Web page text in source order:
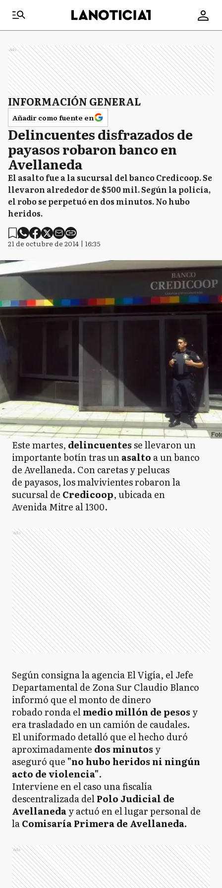
Ads
INFORMACIÓN GENERAL
Añadir como fuente en
Delincuentes disfrazados de
payasos robaron banco en
Avellaneda
El asalto fue a la sucursal del banco Credicoop. Se
llevaron alrededor de $500 mil. Según la policía,
el robo se perpetuó en dos minutos. No hubo
heridos.
21 de octubre de 2014 | 16:35
Este martes, delincuentesse llevaron un
importante botín tras unasalto a un banco
de Avellaneda. Con caretas y pelucas
de payasos, los malvivientes robaron la
sucursal de Credicoop, ubicada en
Avenida Mitre al 1300.
Ads
Según consigna la agencia El Vigía, el Jefe
Departamental de Zona Sur Claudio Blanco
informó que el monto de dinero
robado ronda elmedio millón de pesos y
era trasladado en un camión de caudales.
El uniformado detalló que el hecho duró
aproximadamente dos minutos y
aseguró que "no hubo heridos ni ningún
acto de violencia".
Interviene en el caso una fiscalía
descentralizada delPolo Judicial de
Avellaneday actuó en el lugar personal de
laComisaría Primera de Avellaneda.
Ads